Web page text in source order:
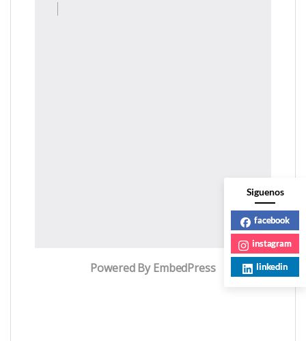
Powered By EmbedPress
Siguenos
facebook
instagram
linkedin